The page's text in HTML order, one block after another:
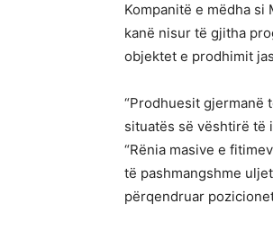
Kompanitë e mëdha si
kanë nisur të gjitha
objektet e prodhimit
“Prodhuesit gjermanë
situatës së vështirë të
“Rënia masive e
të pashmangshme
përqendruar